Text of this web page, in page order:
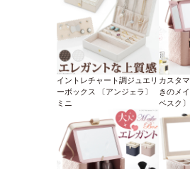
イントレチャート調ジュエリ
ーボックス 〔アンジェラ〕
ミニ
カスタ
きのメ
ベスク